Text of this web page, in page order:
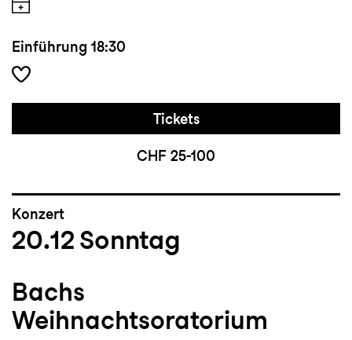
Einführung 18:30
Tickets
CHF 25-100
Konzert
20.12 Sonntag
Bachs
Weihnachtsoratorium